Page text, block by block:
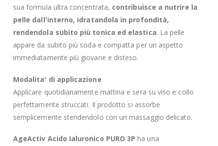
sua formula ultra concentrata, contribuisce a nutrire la
pelle dall'interno, idratandola in profondità,
rendendola subito più tonica ed elastica. La pelle
appare da subito più soda e compatta per un aspetto
immediatamente più giovane e disteso.
Modalita' di applicazione
Applicare quotidianamente mattina e sera su viso e collo
perfettamente struccati. Il prodotto si assorbe
semplicemente stendendolo con un massaggio delicato.
AgeActiv Acido Ialuronico PURO 3P ha una